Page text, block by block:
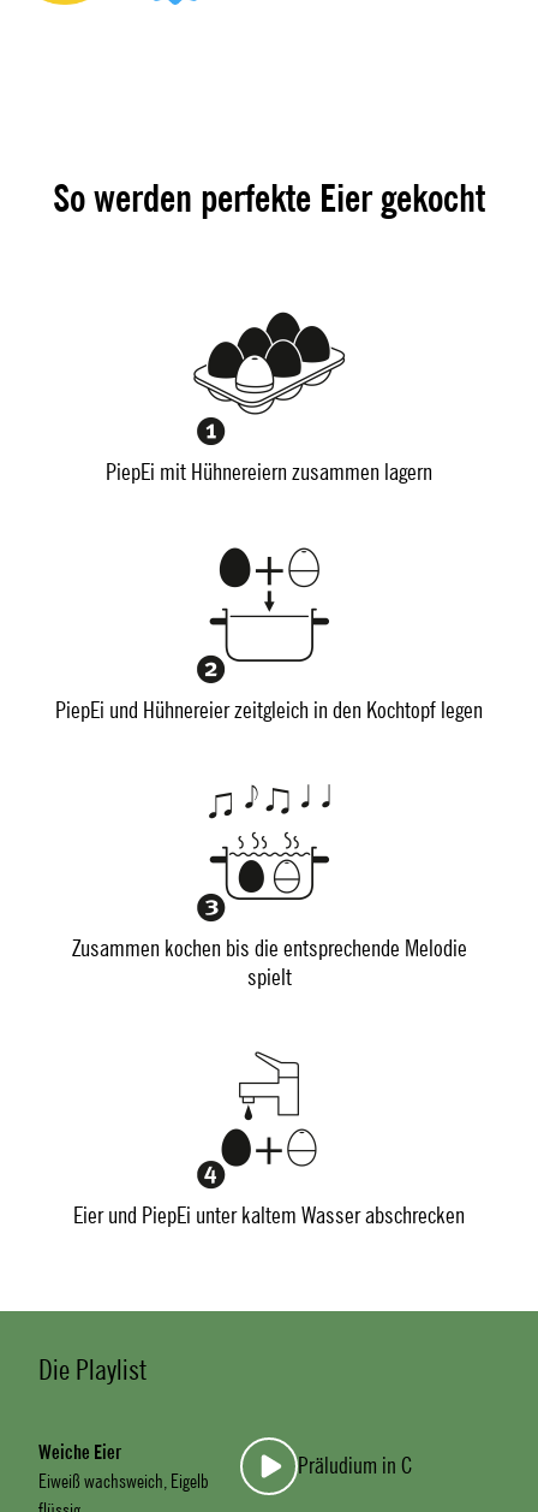
So werden perfekte Eier gekocht
PiepEi mit Hühnereiern zusammen lagern
PiepEi und Hühnereier zeitgleich in den Kochtopf legen
Zusammen kochen bis die entsprechende Melodie
spielt
Eier und PiepEi unter kaltem Wasser abschrecken
Die Playlist
Weiche Eier
Eiweiß wachsweich, Eigelb
Präludium in C